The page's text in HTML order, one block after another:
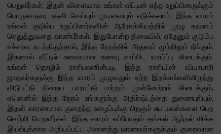
பெறுவீர்கள், இதன் விளைவாக உங்கள் வீட்டின் எந்த உறுப்பினருக்கும்
பொருளாதார உதவி செய்யும் முடிவையும் எடுக்கலாம். இந்த வாரம்
உங்கள் குடும்ப உறுப்பினர்களின் ஆரோக்கியத்தில் முழு கவனம்
செலுத்துவதை காண்பீர்கள். இதுபோன்ற நிலையில், ஏதேனும் குடும்ப
சச்சரவு நடந்திருந்தால், இந்த நேரத்தில் அதுவும் முற்றிலும் நீங்கும்,
இதனால் வீட்டில் சுவையான உணவு சாப்பிட வாய்ப்பு கிடைக்கும்.
உங்கள் தொழில் ராசிபலனின்படி, இந்த ராசியின் வியாபாரி
ஜாதகர்களுக்கு இந்த வாரம் முழுவதும் ஏற்ற இறக்கங்களிலிருந்து
விடுபட்டு நிறைய பாராட்டு மற்றும் முன்னேற்றம் கிடைக்கும்,
ஏனெனில் இந்த நேரம் உங்களுக்கு அதிர்ஷ்டத்தை துணைபுரியும்,
இதன் காரணமாக குறைந்த உழைப்புக்கு பிறகும் சுப பலன்களை பெற
வெற்றி பெறுவீர்கள். இந்த வாரம் எப்போதும் தங்கள் ஆற்றல் மிக்க
இயல்புக்காக அறியப்பட்ட அனைத்து மாணவர்களுக்கும் குறைவான